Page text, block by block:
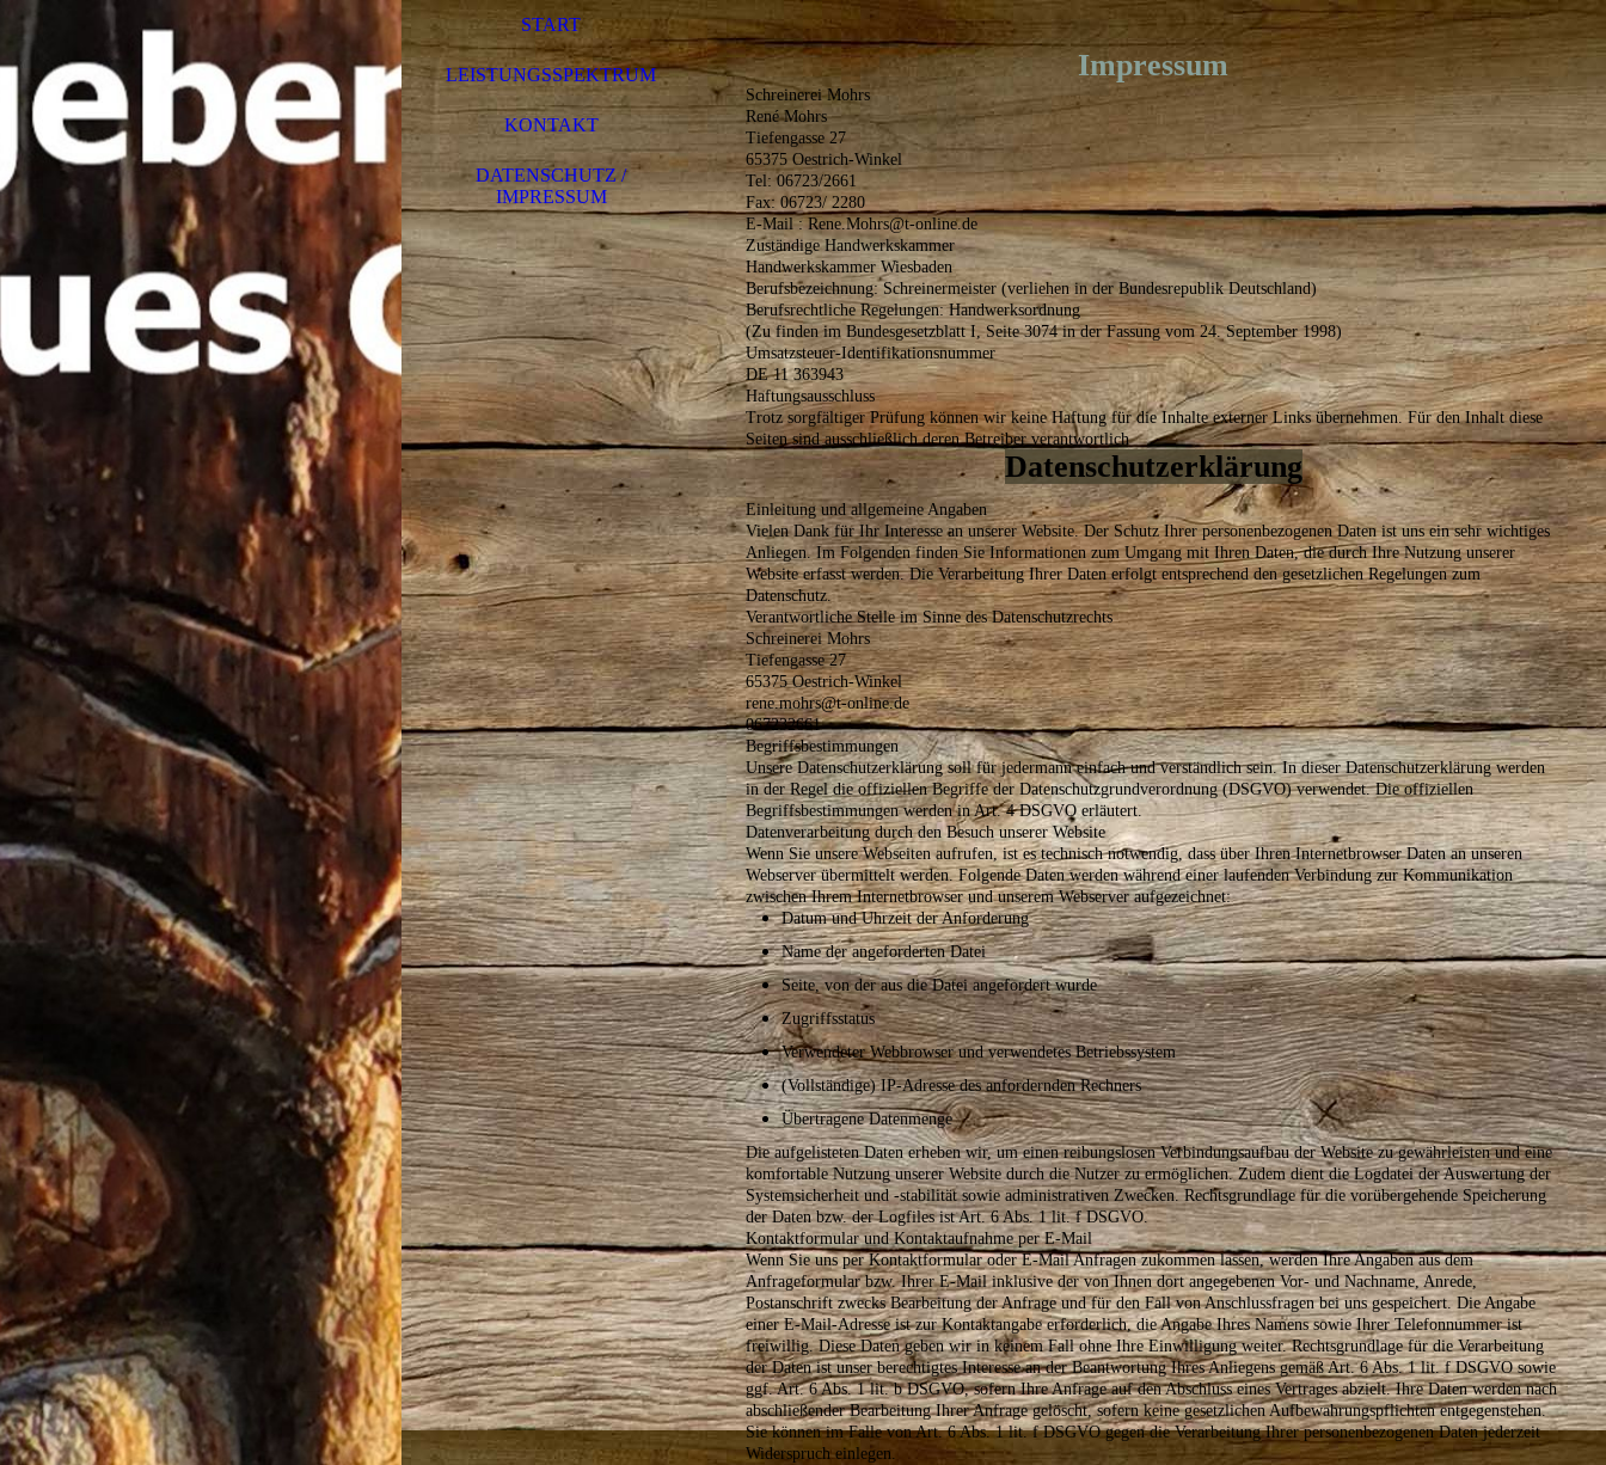
START
LEISTUNGSSPEKTRUM
KONTAKT
DATENSCHUTZ /
IMPRESSUM
Impressum
Schreinerei Mohrs
René Mohrs
Tiefengasse 27
65375 Oestrich-Winkel
Tel: 06723/2661
Fax: 06723/ 2280
E-Mail : Rene.Mohrs@t-online.de
Zuständige Handwerkskammer
Handwerkskammer Wiesbaden
Berufsbezeichnung: Schreinermeister (verliehen in der Bundesrepublik Deutschland)
Berufsrechtliche Regelungen: Handwerksordnung
(Zu finden im Bundesgesetzblatt I, Seite 3074 in der Fassung vom 24. September 1998)
Umsatzsteuer-Identifikationsnummer
DE 11 363943
Haftungsausschluss
Trotz sorgfältiger Prüfung können wir keine Haftung für die Inhalte externer Links übernehmen. Für den Inhalt diese
Seiten sind ausschließlich deren Betreiber verantwortlich
Datenschutz­erklärung
Einleitung und allgemeine Angaben
Vielen Dank für Ihr Interesse an unserer Website. Der Schutz Ihrer personenbezogenen Daten ist uns ein sehr wichtiges
Anliegen. Im Folgenden finden Sie Informationen zum Umgang mit Ihren Daten, die durch Ihre Nutzung unserer
Website erfasst werden. Die Verarbeitung Ihrer Daten erfolgt entsprechend den gesetzlichen Regelungen zum
Datenschutz.
Verantwortliche Stelle im Sinne des Datenschutzrechts
Schreinerei Mohrs
Tiefengasse 27
65375 Oestrich-Winkel
rene.mohrs@t-online.de
067232661
Begriffsbestimmungen
Unsere Datenschutzerklärung soll für jedermann einfach und verständlich sein. In dieser Datenschutzerklärung werden
in der Regel die offiziellen Begriffe der Datenschutzgrundverordnung (DSGVO) verwendet. Die offiziellen
Begriffsbestimmungen werden in Art. 4 DSGVO erläutert.
Datenverarbeitung durch den Besuch unserer Website
Wenn Sie unsere Webseiten aufrufen, ist es technisch notwendig, dass über Ihren Internetbrowser Daten an unseren
Webserver übermittelt werden. Folgende Daten werden während einer laufenden Verbindung zur Kommunikation
zwischen Ihrem Internetbrowser und unserem Webserver aufgezeichnet:
Datum und Uhrzeit der Anforderung
Name der angeforderten Datei
Seite, von der aus die Datei angefordert wurde
Zugriffsstatus
Verwendeter Webbrowser und verwendetes Betriebssystem
(Vollständige) IP-Adresse des anfordernden Rechners
Übertragene Datenmenge
Die aufgelisteten Daten erheben wir, um einen reibungslosen Verbindungsaufbau der Website zu gewährleisten und eine
komfortable Nutzung unserer Website durch die Nutzer zu ermöglichen. Zudem dient die Logdatei der Auswertung der
Systemsicherheit und -stabilität sowie administrativen Zwecken. Rechtsgrundlage für die vorübergehende Speicherung
der Daten bzw. der Logfiles ist Art. 6 Abs. 1 lit. f DSGVO.
Kontaktformular und Kontaktaufnahme per E-Mail
Wenn Sie uns per Kontaktformular oder E-Mail Anfragen zukommen lassen, werden Ihre Angaben aus dem
Anfrageformular bzw. Ihrer E-Mail inklusive der von Ihnen dort angegebenen Vor- und Nachname, Anrede,
Postanschrift zwecks Bearbeitung der Anfrage und für den Fall von Anschlussfragen bei uns gespeichert. Die Angabe
einer E-Mail-Adresse ist zur Kontaktangabe erforderlich, die Angabe Ihres Namens sowie Ihrer Telefonnummer ist
freiwillig. Diese Daten geben wir in keinem Fall ohne Ihre Einwilligung weiter. Rechtsgrundlage für die Verarbeitung
der Daten ist unser berechtigtes Interesse an der Beantwortung Ihres Anliegens gemäß Art. 6 Abs. 1 lit. f DSGVO sowie
ggf. Art. 6 Abs. 1 lit. b DSGVO, sofern Ihre Anfrage auf den Abschluss eines Vertrages abzielt. Ihre Daten werden nach
abschließender Bearbeitung Ihrer Anfrage gelöscht, sofern keine gesetzlichen Aufbewahrungspflichten entgegenstehen.
Sie können im Falle von Art. 6 Abs. 1 lit. f DSGVO gegen die Verarbeitung Ihrer personenbezogenen Daten jederzeit
Widerspruch einlegen.